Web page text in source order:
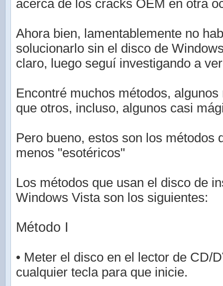
acerca de los cracks OEM en otra
Ahora bien, lamentablemente no
solucionarlo sin el disco de
claro, luego seguí investigando a
Encontré muchos métodos,
que otros, incluso, algunos casi
Pero bueno, estos son los métodos
menos "esotéricos"
Los métodos que usan el disco de
Windows Vista son los siguientes:
Método I
• Meter el disco en el lector de CD/
cualquier tecla para que inicie.